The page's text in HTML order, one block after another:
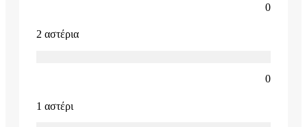
0
2 αστέρια
0
1 αστέρι